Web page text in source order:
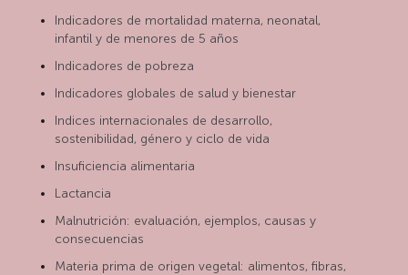
Indicadores de mortalidad materna, neonatal,
infantil y de menores de 5 años
Indicadores de pobreza
Indicadores globales de salud y bienestar
Indices internacionales de desarrollo,
sostenibilidad, género y ciclo de vida
Insuficiencia alimentaria
Lactancia
Malnutrición: evaluación, ejemplos, causas y
consecuencias
Materia prima de origen vegetal: alimentos, fibras,